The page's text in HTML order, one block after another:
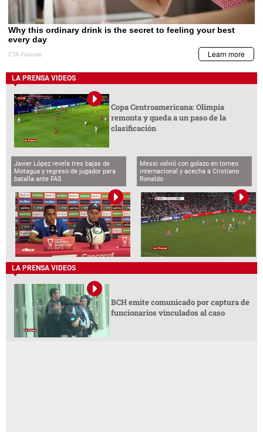
LA PRENSA VIDEOS
Copa Centroamericana: Olimpia
remonta y queda a un paso de la
clasificación
Javier López revela tres bajas de
Motagua y regreso de jugador para
batalla ante FAS
Messi volvió con golazo en torneo
internacional y acecha a Cristiano
Ronaldo
LA PRENSA VIDEOS
BCH emite comunicado por captura de
funcionarios vinculados al caso